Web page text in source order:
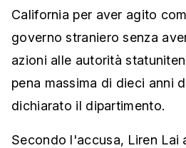
California per aver agito
governo straniero senza
azioni alle autorità
pena massima di dieci anni
dichiarato il dipartimento.
Secondo l'accusa, Liren Lai